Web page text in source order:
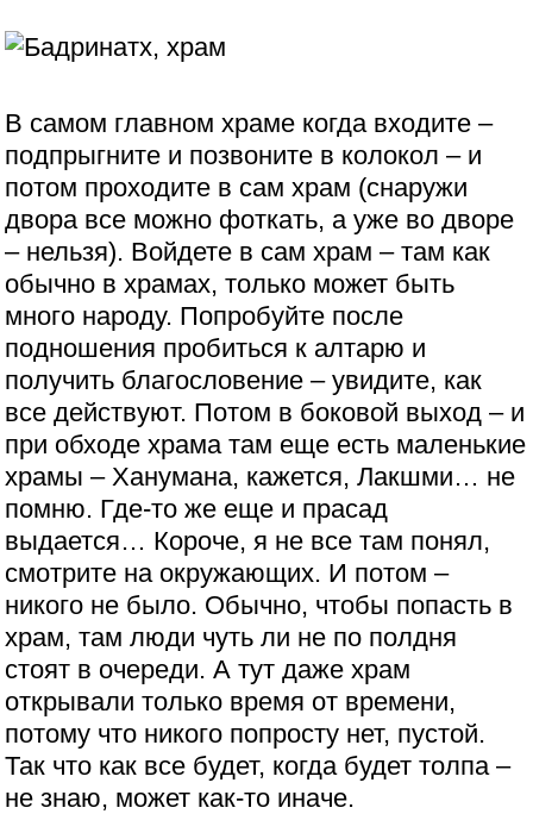
В самом главном храме когда входите –
подпрыгните и позвоните в колокол – и
потом проходите в сам храм (снаружи
двора все можно фоткать, а уже во дворе
– нельзя). Войдете в сам храм – там как
обычно в храмах, только может быть
много народу. Попробуйте после
подношения пробиться к алтарю и
получить благословение – увидите, как
все действуют. Потом в боковой выход – и
при обходе храма там еще есть маленькие
храмы – Ханумана, кажется, Лакшми… не
помню. Где-то же еще и прасад
выдается… Короче, я не все там понял,
смотрите на окружающих. И потом –
никого не было. Обычно, чтобы попасть в
храм, там люди чуть ли не по полдня
стоят в очереди. А тут даже храм
открывали только время от времени,
потому что никого попросту нет, пустой.
Так что как все будет, когда будет толпа –
не знаю, может как-то иначе.